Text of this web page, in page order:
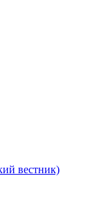
вестник)